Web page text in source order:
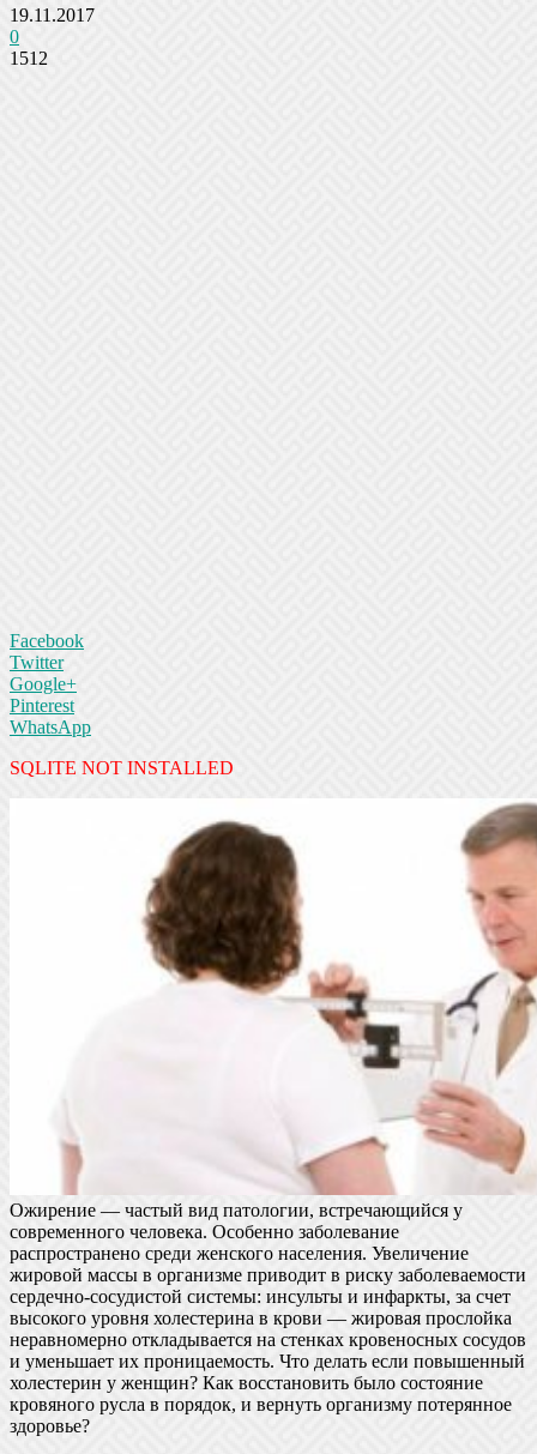
19.11.2017
0
1512
Facebook
Twitter
Google+
Pinterest
WhatsApp
SQLITE NOT INSTALLED
Ожирение — частый вид патологии, встречающийся у
современного человека. Особенно заболевание
распространено среди женского населения. Увеличение
жировой массы в организме приводит в риску заболеваемости
сердечно-сосудистой системы: инсульты и инфаркты, за счет
высокого уровня холестерина в крови — жировая прослойка
неравномерно откладывается на стенках кровеносных сосудов
и уменьшает их проницаемость. Что делать если повышенный
холестерин у женщин? Как восстановить было состояние
кровяного русла в порядок, и вернуть организму потерянное
здоровье?